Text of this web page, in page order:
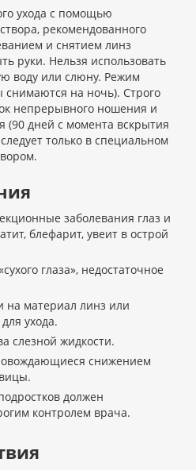
ухода с помощью
рекомендованного
и снятием линз
руки. Нельзя использовать
воду или слюну. Режим
на ночь). Строго
непрерывного ношения и
(90 дней с момента вскрытия
только в специальном
заболевания глаз и
блефарит, увеит в острой
глаза», недостаточное
на материал линз или
ухода.
слезной жидкости.
снижением
должен
контролем врача.